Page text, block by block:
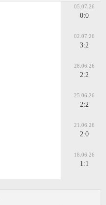
05.07.26
0:0
02.07.26
3:2
28.06.26
2:2
25.06.26
2:2
21.06.26
2:0
18.06.26
1:1